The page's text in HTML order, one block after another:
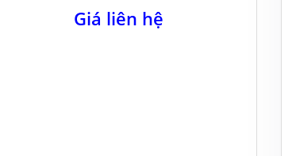
Giá liên hệ